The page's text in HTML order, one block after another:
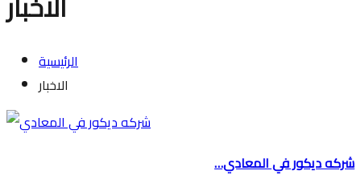
الرئيسية
الاخبار
شركه ديكور في المعادي…